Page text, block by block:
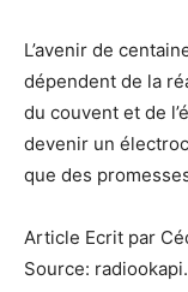
L’avenir de
dépendent de la
du couvent et de
devenir un
que des
Article Ecrit par
Source: